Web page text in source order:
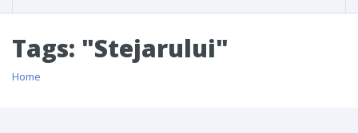
Tags: "Stejarului"
Home